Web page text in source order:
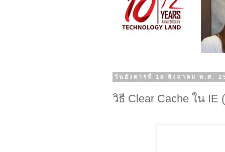
วันอังคารที่ 18 สิงหาคม พ.ศ.
วิธี Clear Cache ใน IE